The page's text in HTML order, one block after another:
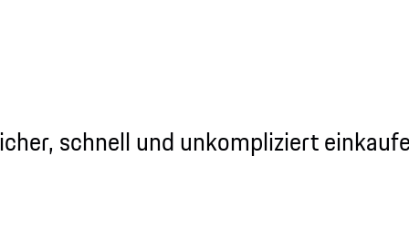
schnell und unkompliziert